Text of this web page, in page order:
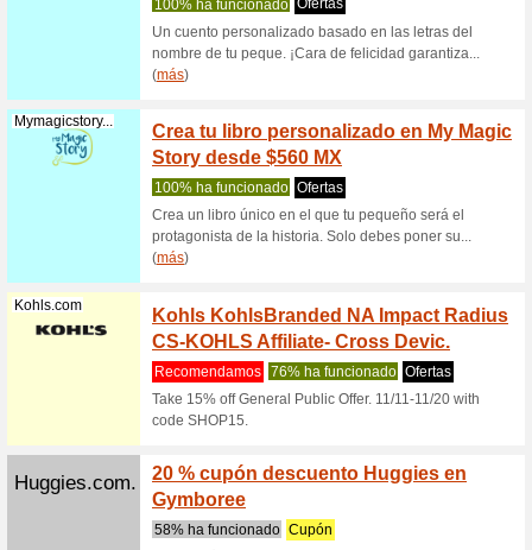
Disfruta
(más)
Soriana.com